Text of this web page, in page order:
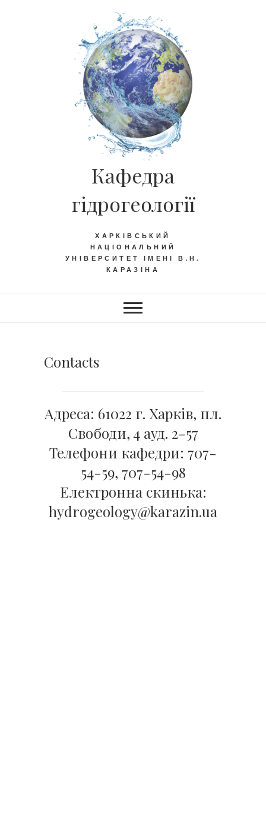
Кафедра
гідрогеології
ХАРКІВСЬКИЙ
НАЦІОНАЛЬНИЙ
УНІВЕРСИТЕТ ІМЕНІ В.Н.
КАРАЗІНА
Contacts
Адреса: 61022 г. Харків, пл.
Свободи, 4 ауд. 2-57
Телефони кафедри: 707-
54-59, 707-54-98
Електронна скинька:
hydrogeology@karazin.ua